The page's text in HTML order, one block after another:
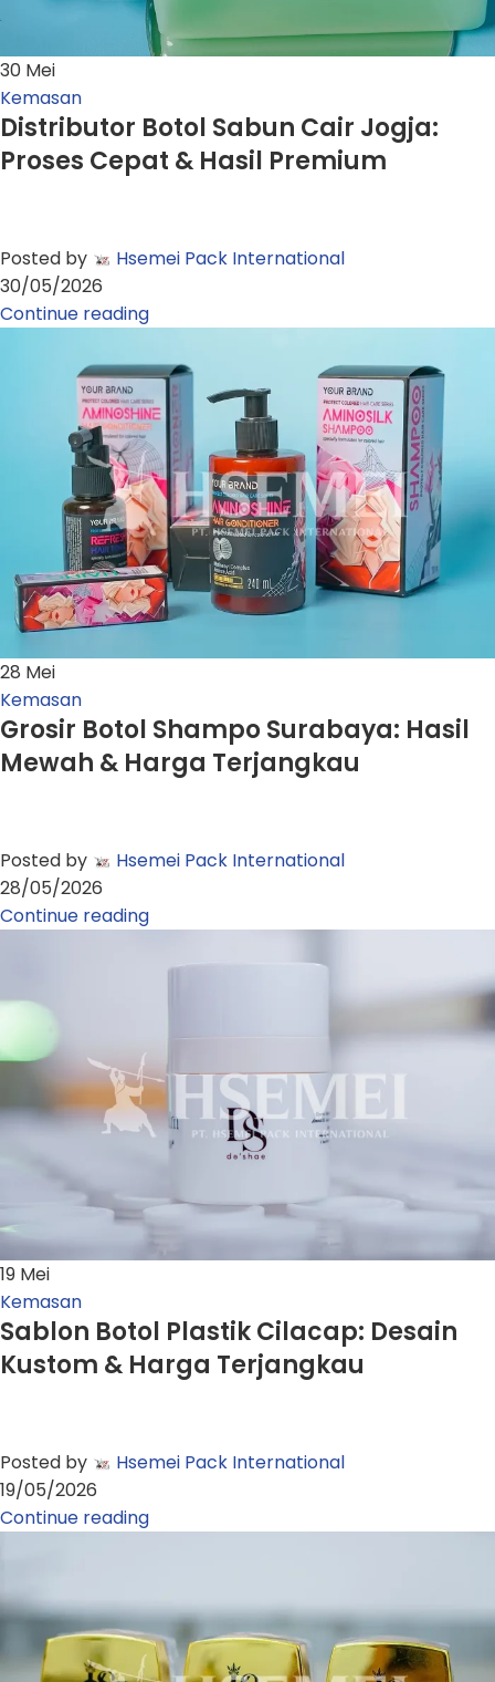
30 Mei
Kemasan
Distributor Botol Sabun Cair Jogja:
Proses Cepat & Hasil Premium
Posted by
Hsemei Pack International
30/05/2026
Continue reading
28 Mei
Kemasan
Grosir Botol Shampo Surabaya: Hasil
Mewah & Harga Terjangkau
Posted by
Hsemei Pack International
28/05/2026
Continue reading
19 Mei
Kemasan
Sablon Botol Plastik Cilacap: Desain
Kustom & Harga Terjangkau
Posted by
Hsemei Pack International
19/05/2026
Continue reading